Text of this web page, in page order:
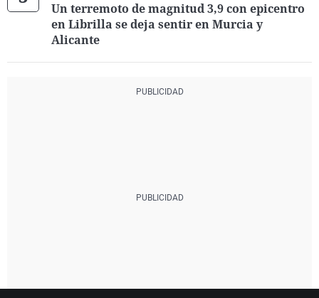
Un terremoto de magnitud 3,9 con epicentro
en Librilla se deja sentir en Murcia y
Alicante